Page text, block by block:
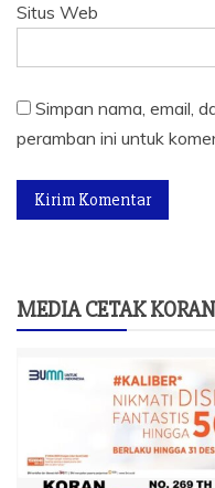
Situs Web
Simpan nama, email,
peramban ini untuk
MEDIA CETAK